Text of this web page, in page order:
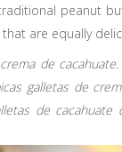
peanut
are equally
de
galletas de
de